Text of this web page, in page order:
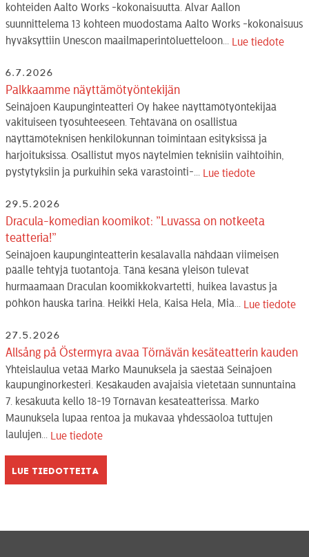
kohteiden Aalto Works -kokonaisuutta. Alvar Aallon
suunnittelema 13 kohteen muodostama Aalto Works -kokonaisuus
hyväksyttiin Unescon maailmaperintöluetteloon... Lue tiedote
6.7.2026
Palkkaamme näyttämötyöntekijän
Seinäjoen Kaupunginteatteri Oy hakee näyttämötyöntekijää
vakituiseen työsuhteeseen. Tehtävänä on osallistua
näyttämöteknisen henkilökunnan toimintaan esityksissä ja
harjoituksissa. Osallistut myös näytelmien teknisiin vaihtoihin,
pystytyksiin ja purkuihin sekä varastointi-... Lue tiedote
29.5.2026
Dracula-komedian koomikot: ”Luvassa on notkeeta
teatteria!”
Seinäjoen kaupunginteatterin kesälavalla nähdään viimeisen
päälle tehtyjä tuotantoja. Tänä kesänä yleisön tulevat
hurmaamaan Draculan koomikkokvartetti, huikea lavastus ja
pöhkön hauska tarina. Heikki Hela, Kaisa Hela, Mia... Lue tiedote
27.5.2026
Allsång på Östermyra avaa Törnävän kesäteatterin kauden
Yhteislaulua vetää Marko Maunuksela ja säestää Seinäjoen
kaupunginorkesteri. Kesäkauden avajaisia vietetään sunnuntaina
7. kesäkuuta kello 18-19 Törnävän kesäteatterissa. Marko
Maunuksela lupaa rentoa ja mukavaa yhdessäoloa tuttujen
laulujen... Lue tiedote
Lue tiedotteita